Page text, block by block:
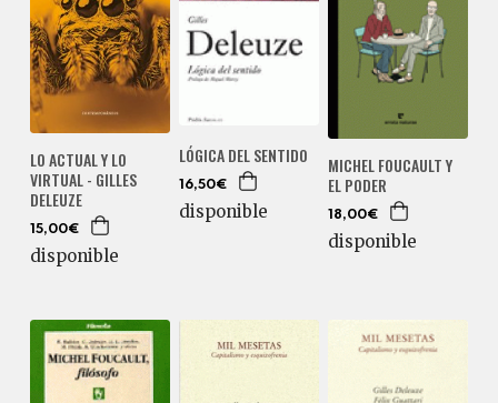
LO ACTUAL Y LO
VIRTUAL - GILLES
DELEUZE
15,00€
disponible
LÓGICA DEL SENTIDO
16,50€
disponible
MICHEL FOUCAULT Y
EL PODER
18,00€
disponible